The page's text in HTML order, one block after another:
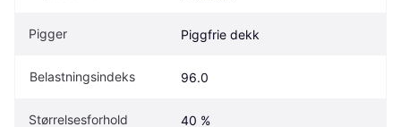
Pigger Piggfrie dekk
Belastningsindeks 96.0
Størrelsesforhold 40 %